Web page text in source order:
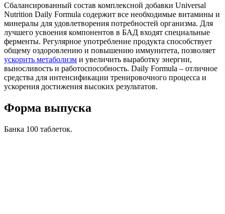
Сбалансированный состав комплексной добавки Universal
Nutrition Daily Formula содержит все необходимые витамины и
минералы для удовлетворения потребностей организма. Для
лучшего усвоения компонентов в БАД входят специальные
ферменты. Регулярное употребление продукта способствует
общему оздоровлению и повышению иммунитета, позволяет
ускорить метаболизм и увеличить выработку энергии,
выносливость и работоспособность. Daily Formula – отличное
средства для интенсификации тренировочного процесса и
ускорения достижения высоких результатов.
Форма выпуска
Банка 100 таблеток.